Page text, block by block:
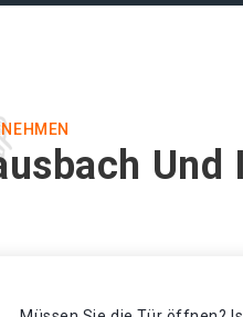
Und